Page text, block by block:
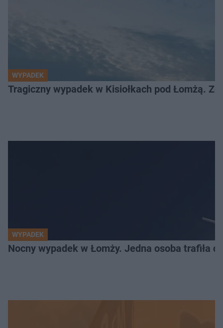
WYPADEK
Tragiczny wypadek w Kisiołkach pod Łomżą.
WYPADEK
Nocny wypadek w Łomży. Jedna osoba trafiła